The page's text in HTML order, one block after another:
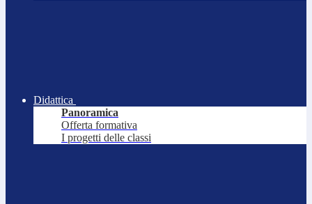
Didattica
Panoramica
Offerta formativa
I progetti delle classi